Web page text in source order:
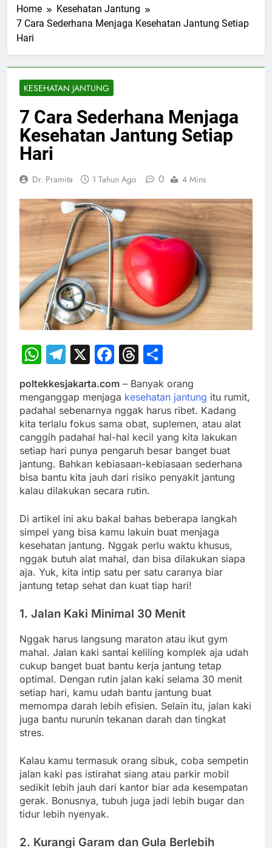
Home
Kesehatan Jantung
7 Cara Sederhana Menjaga Kesehatan Jantung Setiap
Hari
KESEHATAN JANTUNG
7 Cara Sederhana Menjaga
Kesehatan Jantung Setiap
Hari
Dr. Pramita 1 Tahun Ago 0 4 Mins
WhatsApp
Telegram
X Facebook
Threads
poltekkesjakarta.com – Banyak orang
menganggap menjaga kesehatan jantung itu rumit,
padahal sebenarnya nggak harus ribet. Kadang
kita terlalu fokus sama obat, suplemen, atau alat
canggih padahal hal-hal kecil yang kita lakukan
setiap hari punya pengaruh besar banget buat
jantung. Bahkan kebiasaan-kebiasaan sederhana
bisa bantu kita jauh dari risiko penyakit jantung
kalau dilakukan secara rutin.
Di artikel ini aku bakal bahas beberapa langkah
simpel yang bisa kamu lakuin buat menjaga
kesehatan jantung. Nggak perlu waktu khusus,
nggak butuh alat mahal, dan bisa dilakukan siapa
aja. Yuk, kita intip satu per satu caranya biar
jantung tetap sehat dan kuat tiap hari!
1. Jalan Kaki Minimal 30 Menit
Nggak harus langsung maraton atau ikut gym
mahal. Jalan kaki santai keliling komplek aja udah
cukup banget buat bantu kerja jantung tetap
optimal. Dengan rutin jalan kaki selama 30 menit
setiap hari, kamu udah bantu jantung buat
memompa darah lebih efisien. Selain itu, jalan kaki
juga bantu nurunin tekanan darah dan tingkat
stres.
Kalau kamu termasuk orang sibuk, coba sempetin
jalan kaki pas istirahat siang atau parkir mobil
sedikit lebih jauh dari kantor biar ada kesempatan
gerak. Bonusnya, tubuh juga jadi lebih bugar dan
tidur lebih nyenyak.
2. Kurangi Garam dan Gula Berlebih